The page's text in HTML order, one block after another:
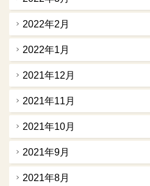
2022年2月
2022年1月
2021年12月
2021年11月
2021年10月
2021年9月
2021年8月